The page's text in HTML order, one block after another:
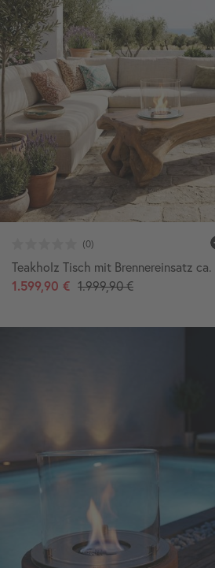
Teakholz Tisch mit Brennereinsatz ca.
1.599,90 € 1.999,90 €